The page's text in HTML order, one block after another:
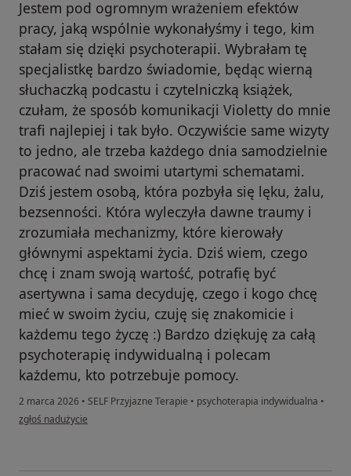
Jestem pod ogromnym wrażeniem efektów
pracy, jaką wspólnie wykonałyśmy i tego, kim
stałam się dzięki psychoterapii. Wybrałam tę
specjalistkę bardzo świadomie, będąc wierną
słuchaczką podcastu i czytelniczką książek,
czułam, że sposób komunikacji Violetty do mnie
trafi najlepiej i tak było. Oczywiście same wizyty
to jedno, ale trzeba każdego dnia samodzielnie
pracować nad swoimi utartymi schematami.
Dziś jestem osobą, która pozbyła się lęku, żalu,
bezsenności. Która wyleczyła dawne traumy i
zrozumiała mechanizmy, które kierowały
głównymi aspektami życia. Dziś wiem, czego
chcę i znam swoją wartość, potrafię być
asertywna i sama decyduję, czego i kogo chcę
mieć w swoim życiu, czuję się znakomicie i
każdemu tego życzę :) Bardzo dziękuję za całą
psychoterapię indywidualną i polecam
każdemu, kto potrzebuje pomocy.
2 marca 2026 • SELF Przyjazne Terapie • psychoterapia indywidualna •
w opinii użytkownika Emilia O.
zgłoś nadużycie